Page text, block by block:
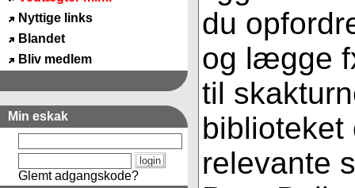
Nyttige links
Blandet
Bliv medlem
Min eskak
Glemt adgangskode?
du
og lægge
til
biblioteket
relevante